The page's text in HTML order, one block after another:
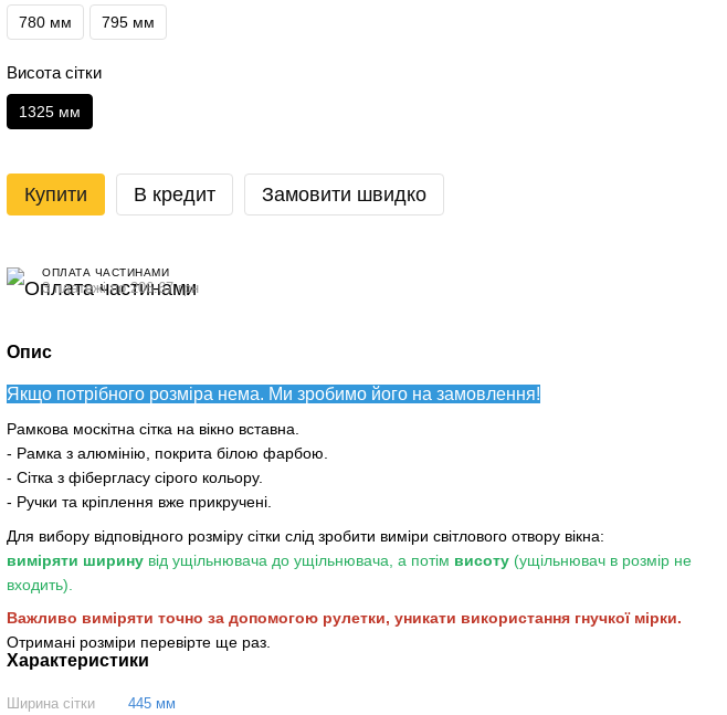
780 мм 795 мм
Висота сітки
1325 мм
Купити В кредит Замовити швидко
ОПЛАТА ЧАСТИНАМИ
3 платежі по 206.67 грн
Опис
Якщо потрібного розміра нема. Ми зробимо його на замовлення!
Рамкова москітна сітка на вікно вставна.
- Рамка з алюмінію, покрита білою фарбою.
- Сітка з фібергласу сірого кольору.
- Ручки та кріплення вже прикручені.
Для вибору відповідного розміру сітки слід зробити виміри світлового отвору вікна:
виміряти ширину від ущільнювача до ущільнювача, а потім висоту (ущільнювач в розмір не
входить).
Важливо виміряти точно за допомогою рулетки, уникати використання гнучкої мірки.
Отримані розміри перевірте ще раз.
Характеристики
Ширина сітки
445 мм